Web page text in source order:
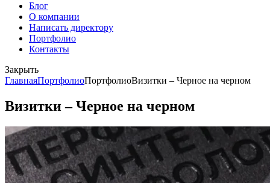
Блог
О компании
Написать директору
Портфолио
Контакты
Закрыть
ГлавнаяПортфолиоПортфолиоВизитки – Черное на черном
Визитки – Черное на черном